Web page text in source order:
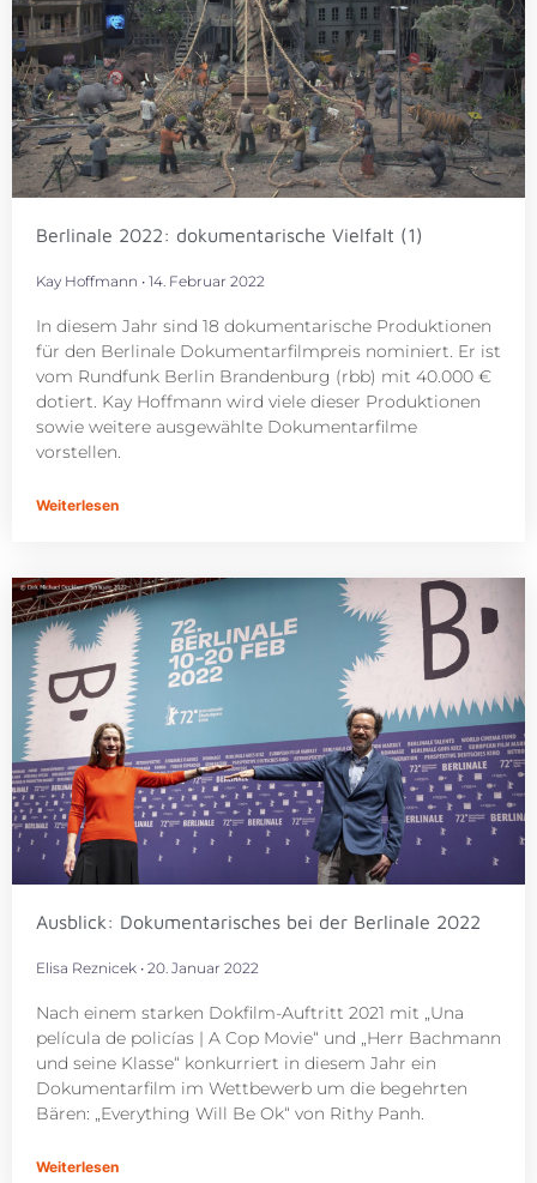
Berlinale 2022: dokumentarische Vielfalt (1)
Kay Hoffmann 14. Februar 2022
In diesem Jahr sind 18 dokumentarische Produktionen
für den Berlinale Dokumentarfilmpreis nominiert. Er ist
vom Rundfunk Berlin Brandenburg (rbb) mit 40.000 €
dotiert. Kay Hoffmann wird viele dieser Produktionen
sowie weitere ausgewählte Dokumentarfilme
vorstellen.
Weiterlesen
Ausblick: Dokumentarisches bei der Berlinale 2022
Elisa Reznicek 20. Januar 2022
Nach einem starken Dokfilm-Auftritt 2021 mit „Una
película de policías | A Cop Movie“ und „Herr Bachmann
und seine Klasse“ konkurriert in diesem Jahr ein
Dokumentarfilm im Wettbewerb um die begehrten
Bären: „Everything Will Be Ok“ von Rithy Panh.
Weiterlesen